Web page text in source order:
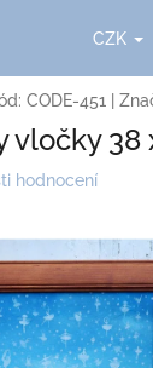
CZK
CODE-451
vločky 38
hodnocení